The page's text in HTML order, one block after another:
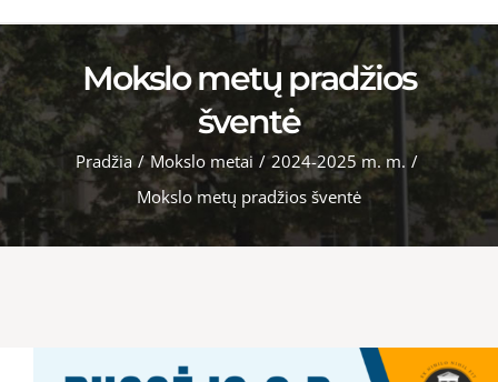
Mokslo metų pradžios
šventė
Pradžia / Mokslo metai / 2024-2025 m. m. /
Mokslo metų pradžios šventė